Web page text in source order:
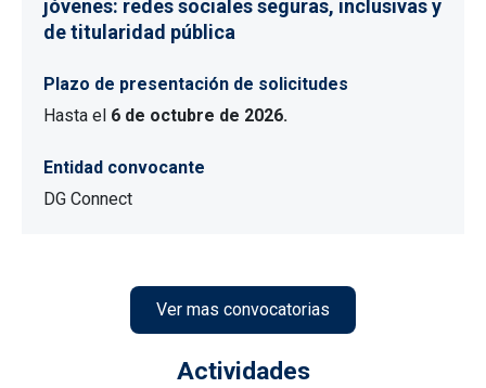
jóvenes: redes sociales seguras, inclusivas y
de titularidad pública
Plazo de presentación de solicitudes
Hasta el 6 de octubre de 2026.
Entidad convocante
DG Connect
Ver mas convocatorias
Actividades